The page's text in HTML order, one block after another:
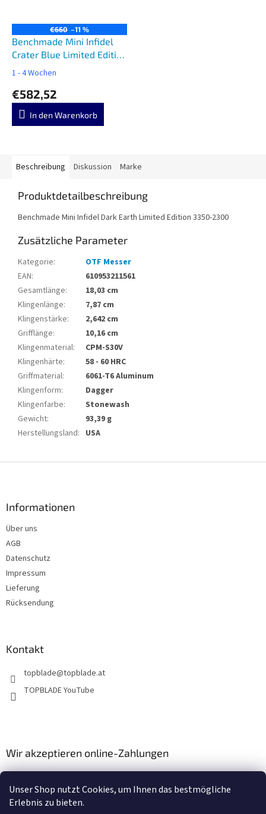
Unser Shop nutzt Cookies, um Ihnen das bestmögliche
Erlebnis zu bieten.
€660 –11 %
Benchmade Mini Infidel
Crater Blue Limited Edition
3350-2301
1 - 4 Wochen
€582,52
In den Warenkorb
Beschreibung Diskussion Marke
Produktdetailbeschreibung
Benchmade Mini Infidel Dark Earth Limited Edition 3350-2300
Zusätzliche Parameter
Kategorie:
OTF Messer
EAN:
610953211561
Gesamtlänge:
18,03 cm
Klingenlänge:
7,87 cm
Klingenstärke:
2,642 cm
Grifflänge:
10,16 cm
Klingenmaterial:
CPM-S30V
Klingenhärte:
58 - 60 HRC
Griffmaterial:
6061-T6 Aluminum
Klingenform:
Dagger
Klingenfarbe:
Stonewash
Gewicht:
93,39 g
Herstellungsland: USA
Informationen
Über uns
AGB
Datenschutz
Impressum
Lieferung
Rücksendung
Kontakt
topblade@topblade.at
TOPBLADE YouTube
Wir akzeptieren online-Zahlungen